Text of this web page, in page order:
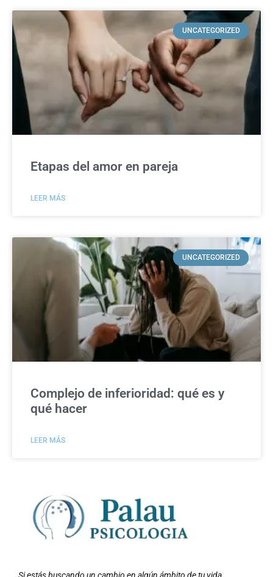
UNCATEGORIZED
Etapas del amor en pareja
LEER MÁS
UNCATEGORIZED
Complejo de inferioridad: qué es y
qué hacer
LEER MÁS